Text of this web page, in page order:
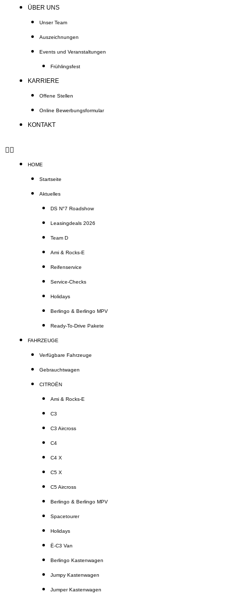
ÜBER UNS
Unser Team
Auszeichnungen
Events und Veranstaltungen
Frühlingsfest
KARRIERE
Offene Stellen
Online Bewerbungsformular
KONTAKT
HOME
Startseite
Aktuelles
DS N°7 Roadshow
Leasingdeals 2026
Team D
Ami & Rocks-E
Reifenservice
Service-Checks
Holidays
Berlingo & Berlingo MPV
Ready-To-Drive Pakete
FAHRZEUGE
Verfügbare Fahrzeuge
Gebrauchtwagen
CITROËN
Ami & Rocks-E
C3
C3 Aircross
C4
C4 X
C5 X
C5 Aircross
Berlingo & Berlingo MPV
Spacetourer
Holidays
Ë-C3 Van
Berlingo Kastenwagen
Jumpy Kastenwagen
Jumper Kastenwagen